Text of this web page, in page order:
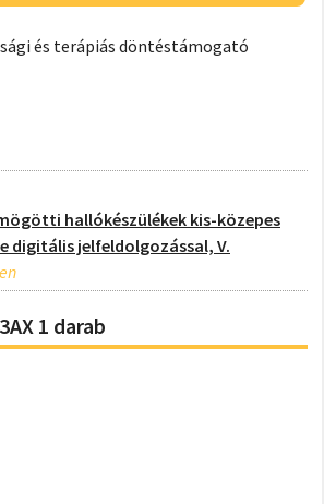
és terápiás döntéstámogató
hallókészülékek kis-közepes
digitális jelfeldolgozással, V.
1 darab